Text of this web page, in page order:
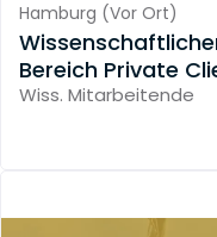
Hamburg (Vor Ort)
Bereich Private
Wiss. Mitarbeitende